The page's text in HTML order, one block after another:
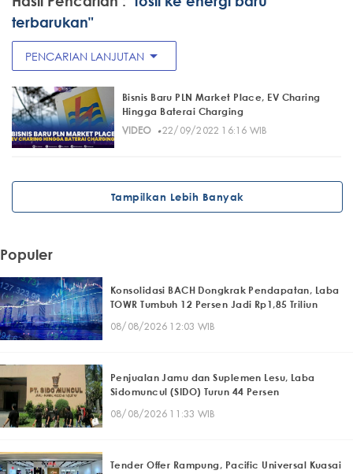
terbarukan"
PENCARIAN LANJUTAN arrow_drop_down
Bisnis Baru PLN Market Place, EV Charing
Hingga Baterai Charging
VIDEO· 22/09/2022 16:16 WIB
Tampilkan Lebih Banyak
Populer
Konsolidasi BACH Dongkrak Pendapatan, Laba
TOWR Tumbuh 12 Persen Jadi Rp1,85 Triliun
08/08/2026 12:03 WIB
Penjualan Jamu dan Suplemen Lesu, Laba
Sidomuncul (SIDO) Turun 44 Persen
08/08/2026 11:33 WIB
Tender Offer Rampung, Pacific Universal Kuasai